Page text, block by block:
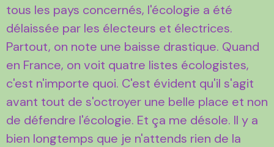
tous les pays concernés, l'écologie a été
délaissée par les électeurs et électrices.
Partout, on note une baisse drastique. Quand
en France, on voit quatre listes écologistes,
c'est n'importe quoi. C'est évident qu'il s'agit
avant tout de s'octroyer une belle place et non
de défendre l'écologie. Et ça me désole. Il y a
bien longtemps que je n'attends rien de la